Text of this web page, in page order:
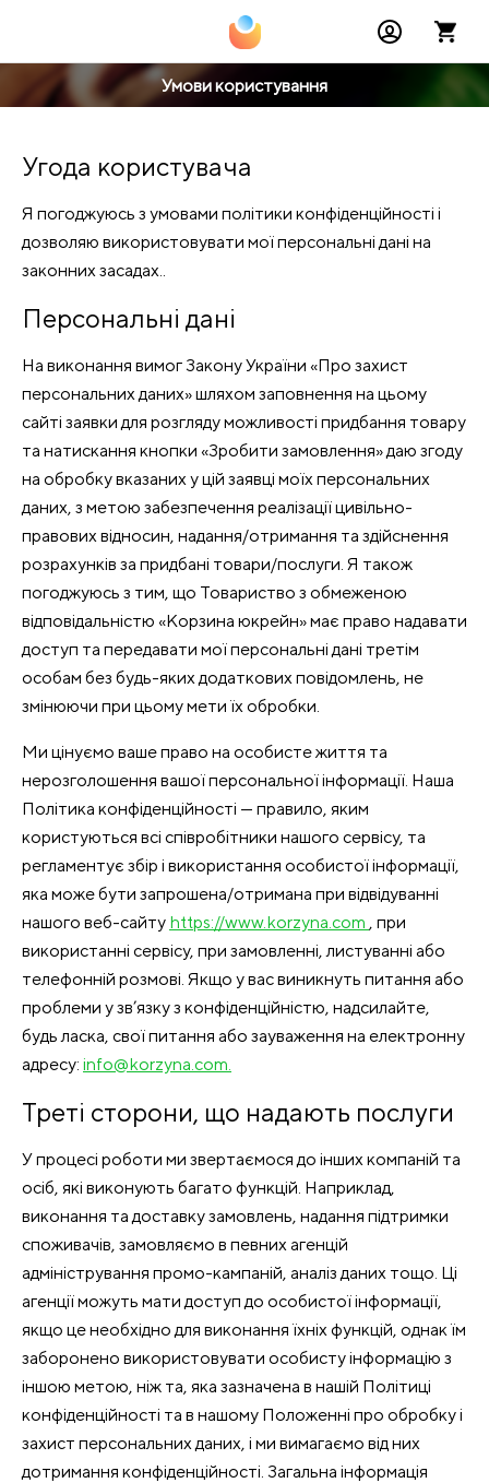
Умови користування
Угода користувача
Я погоджуюсь з умовами політики конфіденційності і
дозволяю використовувати мої персональні дані на
законних засадах..
Персональні дані
На виконання вимог Закону України «Про захист
персональних даних» шляхом заповнення на цьому
сайті заявки для розгляду можливості придбання товару
та натискання кнопки «Зробити замовлення» даю згоду
на обробку вказаних у цій заявці моїх персональних
даних, з метою забезпечення реалізації цивільно-
правових відносин, надання/отримання та здійснення
розрахунків за придбані товари/послуги. Я також
погоджуюсь з тим, що Товариство з обмеженою
відповідальністю «Корзина юкрейн» має право надавати
доступ та передавати мої персональні дані третім
особам без будь-яких додаткових повідомлень, не
змінюючи при цьому мети їх обробки.
Ми цінуємо ваше право на особисте життя та
нерозголошення вашої персональної інформації. Наша
Політика конфіденційності — правило, яким
користуються всі співробітники нашого сервісу, та
регламентує збір і використання особистої інформації,
яка може бути запрошена/отримана при відвідуванні
нашого веб-сайту https://www.korzyna.com , при
використанні сервісу, при замовленні, листуванні або
телефонній розмові. Якщо у вас виникнуть питання або
проблеми у зв’язку з конфіденційністю, надсилайте,
будь ласка, свої питання або зауваження на електронну
адресу: info@korzyna.com.
Треті сторони, що надають послуги
У процесі роботи ми звертаємося до інших компаній та
осіб, які виконують багато функцій. Наприклад,
виконання та доставку замовлень, надання підтримки
споживачів, замовляємо в певних агенцій
адміністрування промо-кампаній, аналіз даних тощо. Ці
агенції можуть мати доступ до особистої інформації,
якщо це необхідно для виконання їхніх функцій, однак їм
заборонено використовувати особисту інформацію з
іншою метою, ніж та, яка зазначена в нашій Політиці
конфіденційності та в нашому Положенні про обробку і
захист персональних даних, і ми вимагаємо від них
дотримання конфіденційності. Загальна інформація